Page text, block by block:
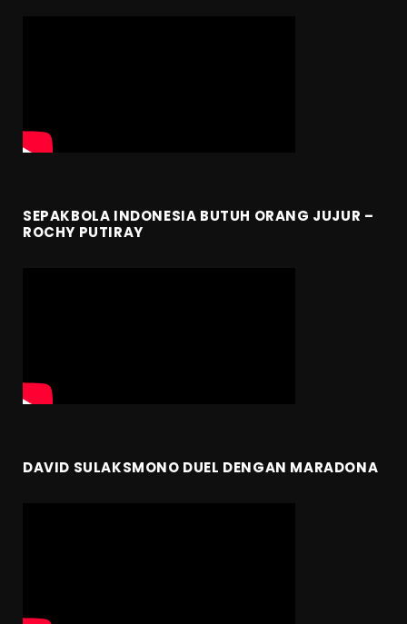
SEPAKBOLA INDONESIA BUTUH ORANG JUJUR –
ROCHY PUTIRAY
DAVID SULAKSMONO DUEL DENGAN MARADONA